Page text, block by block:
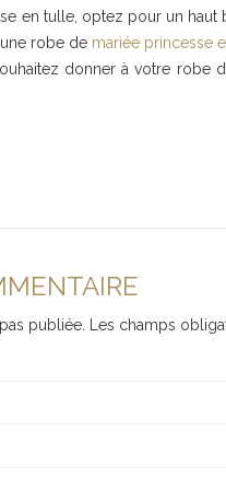
en tulle, optez pour un
robe de mariée princesse
donner à votre robe
publiée. Les champs